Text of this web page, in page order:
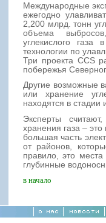
Международные
ежегодно
2,200 млрд. тонн
объема
углекислого
технологии по
Три проекта CCS
побережья
Другие возможные
или хранение
находятся в стадии
Эксперты
хранения газа –
большая часть
от районов,
правило, это
глубинные
в начало